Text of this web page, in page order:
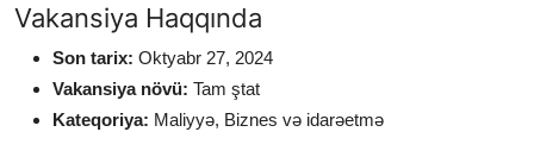
Vakansiya Haqqında
Son tarix: Oktyabr 27, 2024
Vakansiya növü: Tam ştat
Kateqoriya: Maliyyə, Biznes və idarəetmə